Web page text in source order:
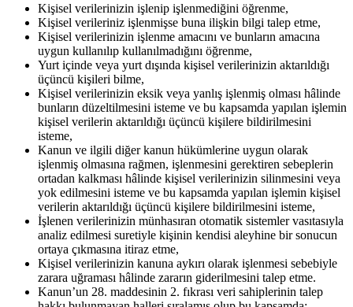
Kişisel verilerinizin işlenip işlenmediğini öğrenme,
Kişisel verileriniz işlenmişse buna ilişkin bilgi talep etme,
Kişisel verilerinizin işlenme amacını ve bunların amacına
uygun kullanılıp kullanılmadığını öğrenme,
Yurt içinde veya yurt dışında kişisel verilerinizin aktarıldığı
üçüncü kişileri bilme,
Kişisel verilerinizin eksik veya yanlış işlenmiş olması hâlinde
bunların düzeltilmesini isteme ve bu kapsamda yapılan işlemin
kişisel verilerin aktarıldığı üçüncü kişilere bildirilmesini
isteme,
Kanun ve ilgili diğer kanun hükümlerine uygun olarak
işlenmiş olmasına rağmen, işlenmesini gerektiren sebeplerin
ortadan kalkması hâlinde kişisel verilerinizin silinmesini veya
yok edilmesini isteme ve bu kapsamda yapılan işlemin kişisel
verilerin aktarıldığı üçüncü kişilere bildirilmesini isteme,
İşlenen verilerinizin münhasıran otomatik sistemler vasıtasıyla
analiz edilmesi suretiyle kişinin kendisi aleyhine bir sonucun
ortaya çıkmasına itiraz etme,
Kişisel verilerinizin kanuna aykırı olarak işlenmesi sebebiyle
zarara uğraması hâlinde zararın giderilmesini talep etme.
Kanun’un 28. maddesinin 2. fıkrası veri sahiplerinin talep